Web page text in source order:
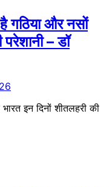
गठिया और नसों
– डॉ
इन दिनों शीतलहरी की